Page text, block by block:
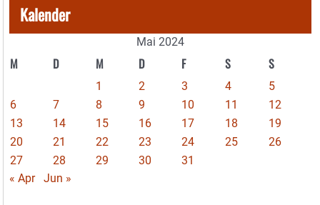
Kalender
Mai 2024
M D M D F S S
1 2 3 4
5
6
7 8 9 10 11
12
13
14 15 16 17 18
19
20
21 22 23 24 25
26
27
28 29 30
31
« Apr
Jun »